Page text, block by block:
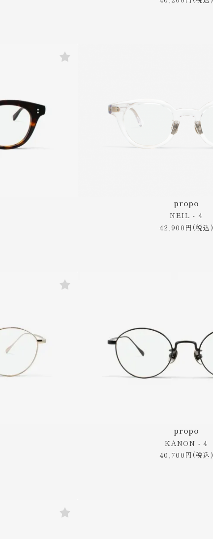
propo
NEIL - 4
42,900円(税込)
propo
KANON - 4
40,700円(税込)